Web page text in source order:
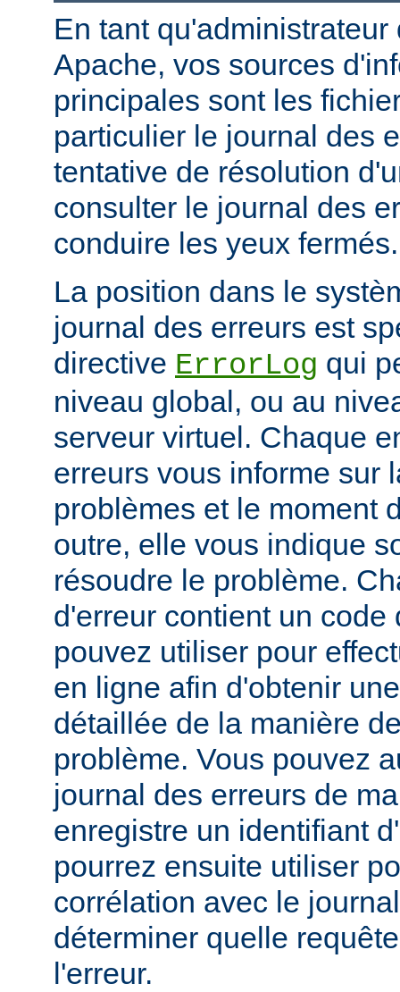
En tant
Apache, vos sources
principales sont les
particulier le journal des
tentative de résolution
consulter le journal des
conduire les yeux fermés.
La position dans le
journal des erreurs est
directive ErrorLog qui
niveau global, ou au
serveur virtuel. Chaque
erreurs vous informe sur
problèmes et le moment
outre, elle vous indique
résoudre le problème.
d'erreur contient un code
pouvez utiliser pour
en ligne afin d'obtenir
détaillée de la manière
problème. Vous pouvez
journal des erreurs de
enregistre un identifiant
pourrez ensuite utiliser
corrélation avec le
déterminer quelle
l'erreur.